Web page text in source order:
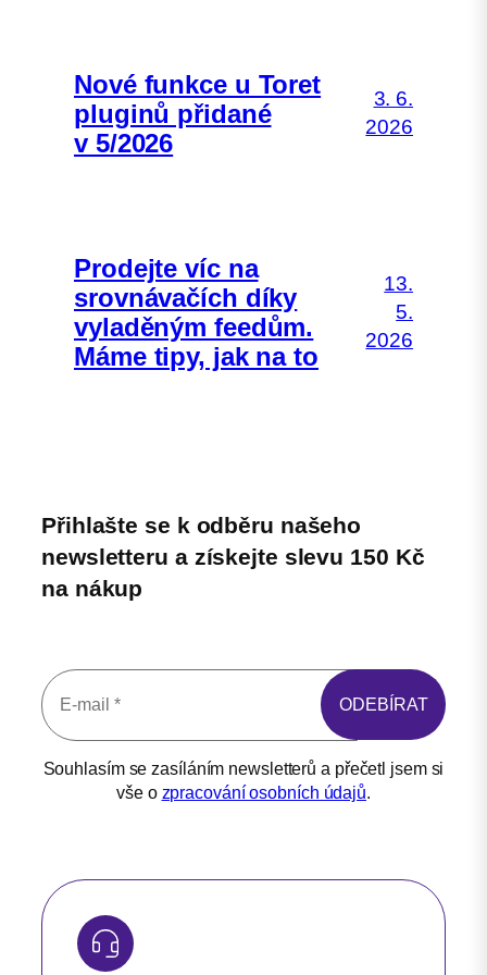
Nové funkce u Toret
pluginů přidané
v 5/2026
3. 6.
2026
Prodejte víc na
srovnávačích díky
vyladěným feedům.
Máme tipy, jak na to
13.
5.
2026
Přihlašte se k odběru našeho
newsletteru a získejte slevu 150 Kč
na nákup
Souhlasím se zasíláním newsletterů a přečetl jsem si
vše o zpracování osobních údajů.